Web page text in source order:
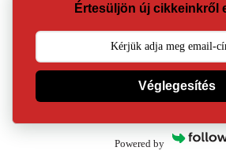
Értesüljön új cikkeinkről
Véglegesítés
Powered by